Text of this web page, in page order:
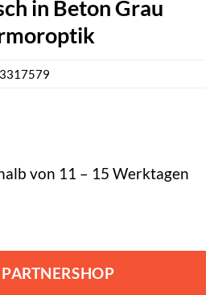
in Beton Grau
von 11 – 15 Werktagen